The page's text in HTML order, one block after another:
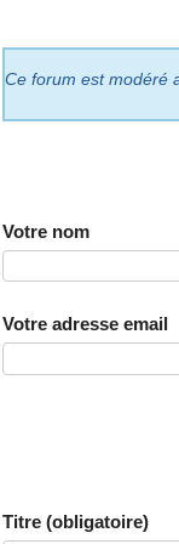
Ce forum est modéré
Votre nom
Votre adresse email
Titre (obligatoire)